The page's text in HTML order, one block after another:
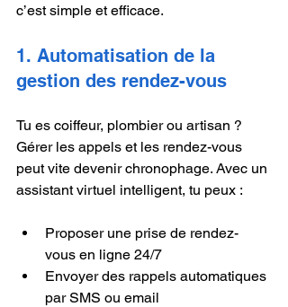
c’est simple et efficace.
1. Automatisation de la
gestion des rendez-vous
Tu es coiffeur, plombier ou artisan ?
Gérer les appels et les rendez-vous
peut vite devenir chronophage. Avec un
assistant virtuel intelligent, tu peux :
Proposer une prise de rendez-
vous en ligne 24/7
Envoyer des rappels automatiques
par SMS ou email